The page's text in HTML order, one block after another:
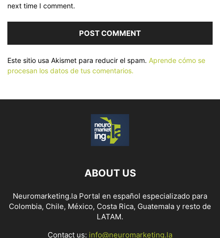
next time I comment.
Este sitio usa Akismet para reducir el spam. Aprende cómo se
procesan los datos de tus comentarios.
ABOUT US
Neuromarketing.la Portal en español especializado para
Colombia, Chile, México, Costa Rica, Guatemala y resto de
LATAM.
Contact us: info@neuromarketing.la